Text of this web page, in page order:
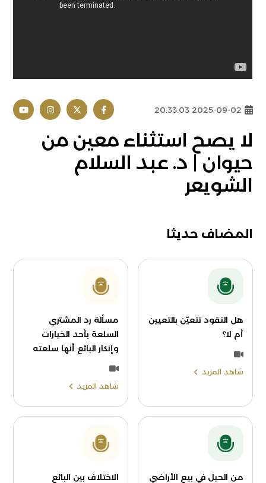
2025-09-02 20:33:03
لا يصح استثناء معين من
حيوان | د. عبد السلام
الشويعر
المضاف حديثا
هل النقود تتعيّن بالتعيين
أم لا؟
شاهد المزيد
مسألة رد المشتري
السلعة بأحد الخيارات
وإنكار البائع أنها سلعته
شاهد المزيد
من الحيل في بيع الأراضي
الاختلاف بين البائع